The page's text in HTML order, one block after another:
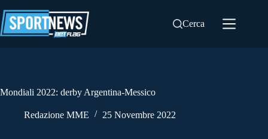
al
contenuto
Cerca
Mondiali 2022: derby Argentina-Messico
Redazione MME 25 Novembre 2022